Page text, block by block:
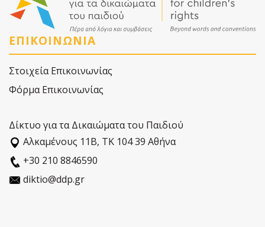
ΕΠΙΚΟΙΝΩΝΙΑ
Στοιχεία Επικοινωνίας
Φόρμα Επικοινωνίας
Δίκτυο για τα Δικαιώματα του Παιδιού
Αλκαµένους 11Β, ΤΚ 104 39 Αθήνα
+30 210 8846590
diktio@ddp.gr